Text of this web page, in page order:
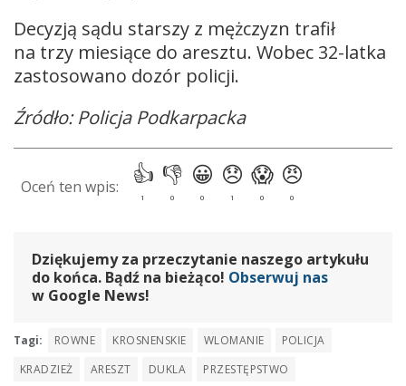
Decyzją sądu starszy z mężczyzn trafił
na trzy miesiące do aresztu. Wobec 32-latka
zastosowano dozór policji.
Źródło: Policja Podkarpacka
Dziękujemy za przeczytanie naszego artykułu
do końca. Bądź na bieżąco! Obserwuj nas
w Google News!
Tagi: ROWNE KROSNENSKIE WLOMANIE
POLICJA
KRADZIEŻ
ARESZT DUKLA PRZESTĘPSTWO